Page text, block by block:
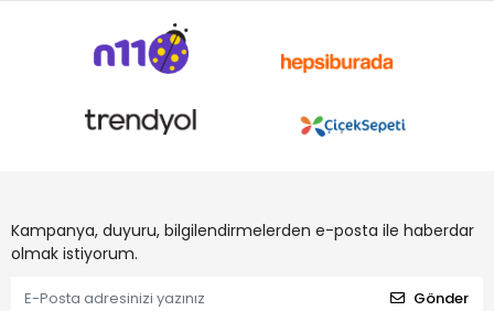
Kampanya, duyuru, bilgilendirmelerden e-posta ile haberdar
olmak istiyorum.
Gönder